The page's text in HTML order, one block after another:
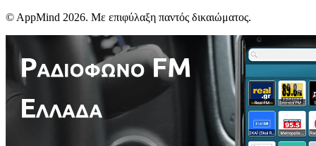
© AppMind 2026. Με επιφύλαξη παντός δικαιώματος.